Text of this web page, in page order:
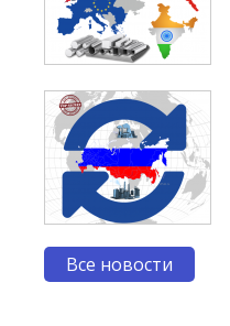
Все новости